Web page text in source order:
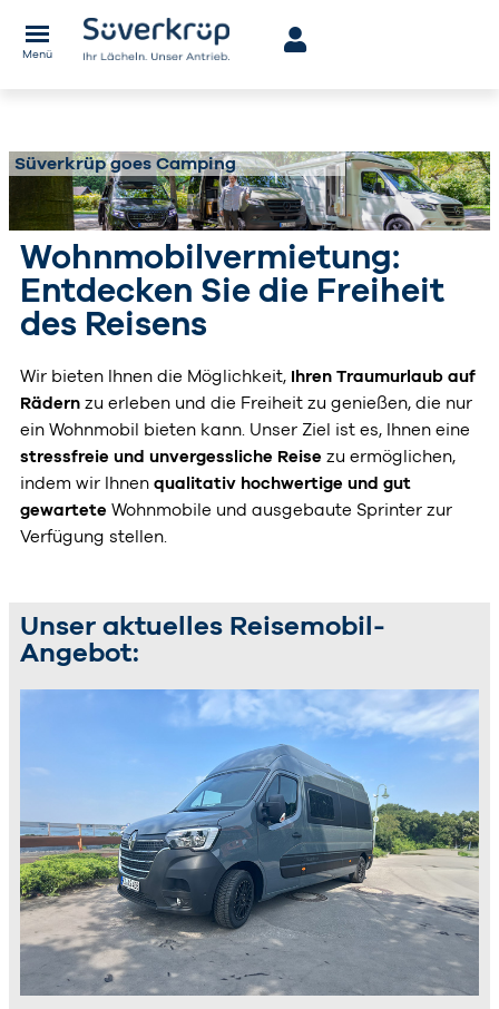
Menü
Süverkrüp goes Camping
Wohnmobilvermietung:
Entdecken Sie die Freiheit
des Reisens
Wir bieten Ihnen die Möglichkeit,
Ihren Traumurlaub auf
Rädern zu erleben und die Freiheit zu genießen, die nur
ein Wohnmobil bieten kann. Unser Ziel ist es, Ihnen eine
stressfreie und unvergessliche Reise zu ermöglichen,
indem wir Ihnen qualitativ hochwertige und gut
gewartete Wohnmobile und ausgebaute Sprinter zur
Verfügung stellen.
Unser aktuelles Reisemobil-
Angebot: